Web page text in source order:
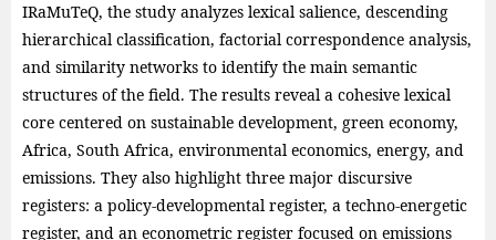
IRaMuTeQ, the study analyzes lexical salience, descending
hierarchical classification, factorial correspondence analysis,
and similarity networks to identify the main semantic
structures of the field. The results reveal a cohesive lexical
core centered on sustainable development, green economy,
Africa, South Africa, environmental economics, energy, and
emissions. They also highlight three major discursive
registers: a policy-developmental register, a techno-energetic
register, and an econometric register focused on emissions